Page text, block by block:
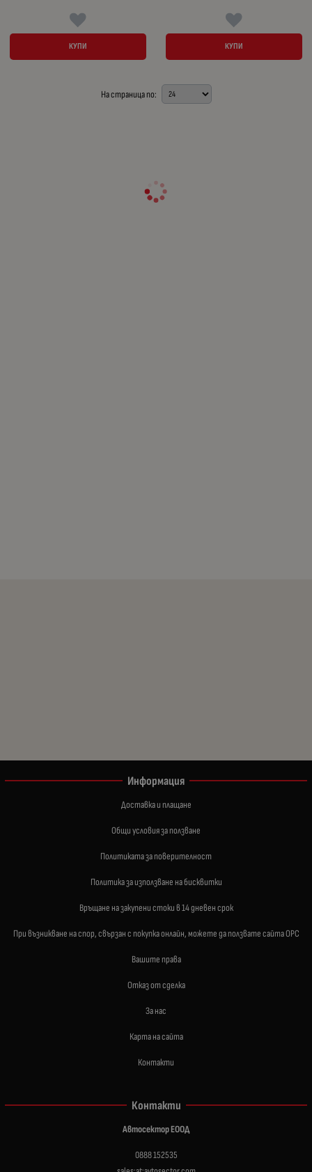
КУПИ КУПИ
На страница по:
Информация
Доставка и плащане
Общи условия за ползване
Политиката за поверителност
Политика за използване на бисквитки
Връщане на закупени стоки в 14 дневен срок
При възникване на спор, свързан с покупка онлайн, можете да ползвате сайта ОРС
Вашите права
Отказ от сделка
За нас
Карта на сайта
Контакти
Контакти
Автосектор ЕООД
0888 152535